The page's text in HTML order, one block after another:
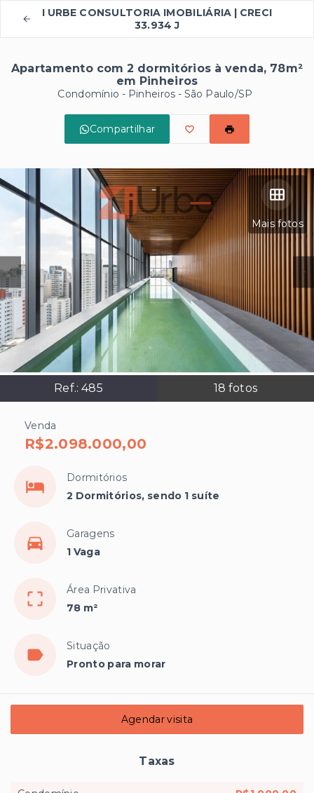
I URBE CONSULTORIA IMOBILIÁRIA | CRECI
33.934 J
Apartamento com 2 dormitórios à venda, 78m²
em Pinheiros
Condomínio - Pinheiros - São Paulo/SP
Compartilhar
Mais fotos
Ref.:485 18 fotos
Venda
R$2.098.000,00
Dormitórios
2 Dormitórios, sendo 1 suíte
Garagens
1 Vaga
Área Privativa
78 m²
Situação
Pronto para morar
Agendar visita
Taxas